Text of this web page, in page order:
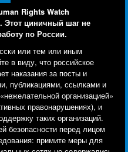
Rights Watch
Этот циничный шаг не
по России.
или тем или иным
в виду, что российское
наказания за посты и
публикациями, ссылками и
организацией»
правонарушениях), и
таких организаций.
безопасности перед лицом
примите меры для
Карта сайта
34th Floor | New York,NY
nonprofit registered in the US
технологии
кто посещает
с ним.
с этим.
узнать, для чего